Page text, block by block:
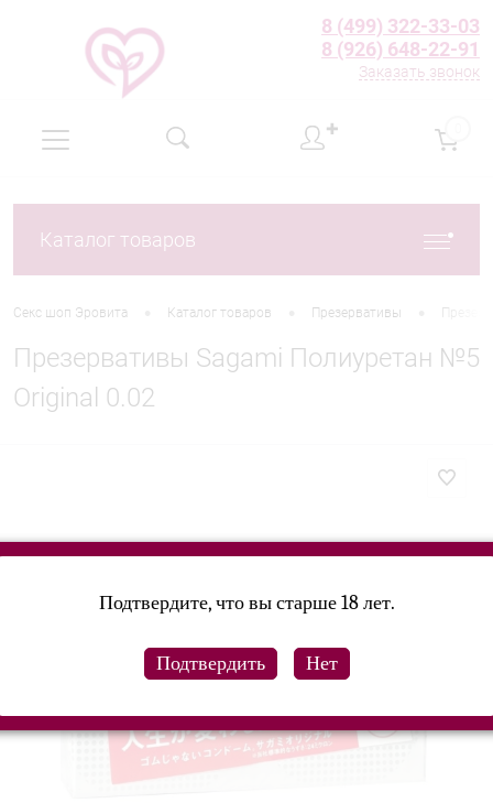
8 (499) 322-33-03
8 (926) 648-22-91
Заказать звонок
✚
Каталог товаров
Секс шоп Эровита Каталог товаров Презервативы
Презервативы Sagami Полиуретан №5
Original 0.02
Подтвердите, что вы старше 18 лет.